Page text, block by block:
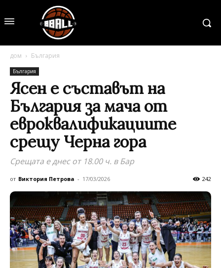
дом България
България
Ясен е съставът на
България за мача от
евроквалификациите
срещу Черна гора
Срещата е днес от 18.00 ч. в Бар
от Виктория Петрова - 17/03/2026 242